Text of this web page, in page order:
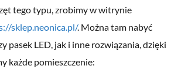
tego typu, zrobimy w witrynie
sklep.neonica.pl/. Można tam nabyć
pasek LED, jak i inne rozwiązania, dzięki
każde pomieszczenie: